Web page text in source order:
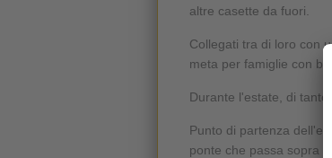
altre casette da fuori.
Collegati tra di loro con
meta per famiglie con
Durante l'estate, di
Punto di partenza
ponte che passa sopra